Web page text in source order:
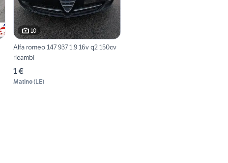
10
Alfa romeo 147 937 1.9 16v q2 150cv
ricambi
1 €
Matino(LE)